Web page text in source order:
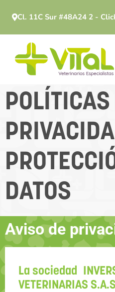
Cl. 11C Sur #48A24 2 -
POLÍTICAS
DATOS
Aviso de
La sociedad
VETERINARIAS